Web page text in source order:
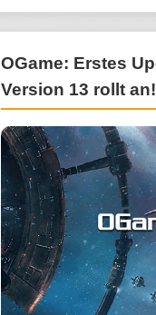
OGame: Erstes
Version 13 rollt an!